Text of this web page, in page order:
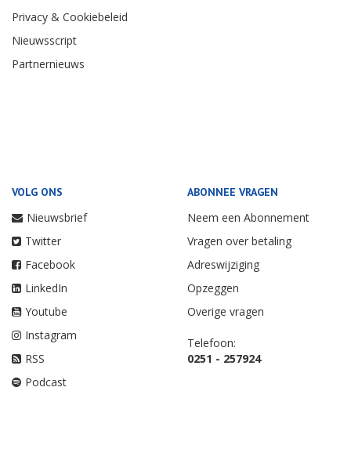
Privacy & Cookiebeleid
Nieuwsscript
Partnernieuws
VOLG ONS
Nieuwsbrief
Twitter
Facebook
LinkedIn
Youtube
Instagram
RSS
Podcast
ABONNEE VRAGEN
Neem een Abonnement
Vragen over betaling
Adreswijziging
Opzeggen
Overige vragen
Telefoon:
0251 - 257924